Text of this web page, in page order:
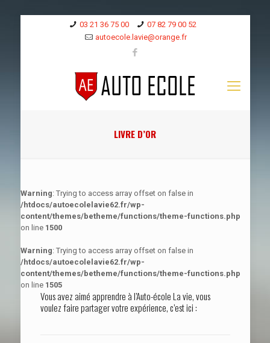
03 21 36 75 00
07 82 79 00 52
autoecole.lavie@orange.fr
LIVRE D’OR
Warning: Trying to access array offset on false in
/htdocs/autoecolelavie62.fr/wp-
content/themes/betheme/functions/theme-functions.php
on line 1500
Warning: Trying to access array offset on false in
/htdocs/autoecolelavie62.fr/wp-
content/themes/betheme/functions/theme-functions.php
on line 1505
Vous avez aimé apprendre à l’Auto-école La vie, vous
voulez faire partager votre expérience, c’est ici :